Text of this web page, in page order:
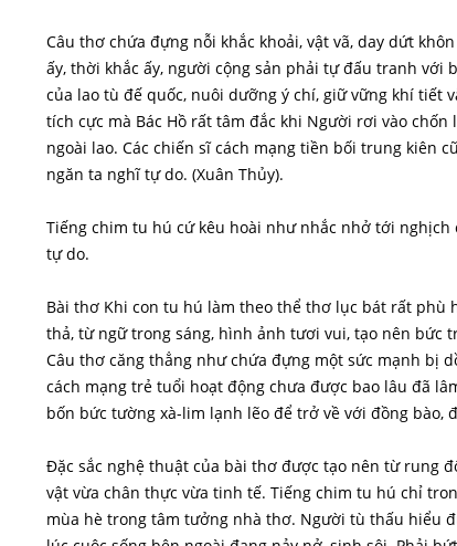
Câu thơ chứa đựng nỗi khắc khoải, vật vã, day dứt
ấy, thời khắc ấy, người cộng sản phải tự đấu tranh
của lao tù đế quốc, nuôi dưỡng ý chí, giữ vững khí
tích cực mà Bác Hồ rất tâm đắc khi Người rơi vào
ngoài lao. Các chiến sĩ cách mạng tiền bối trung kiên
ngăn ta nghĩ tự do. (Xuân Thủy).
Tiếng chim tu hú cứ kêu hoài như nhắc nhở tới
tự do.
Bài thơ Khi con tu hú làm theo thể thơ lục bát rất phù
thả, từ ngữ trong sáng, hình ảnh tươi vui, tạo nên bức
Câu thơ căng thẳng như chứa đựng một sức mạnh bị
cách mạng trẻ tuổi hoạt động chưa được bao lâu đã
bốn bức tường xà-lim lạnh lẽo để trở về với đồng bào,
Đặc sắc nghệ thuật của bài thơ được tạo nên từ rung
vật vừa chân thực vừa tinh tế. Tiếng chim tu hú chỉ
mùa hè trong tâm tưởng nhà thơ. Người tù thấu hiểu